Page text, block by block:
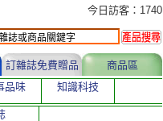
今日訪客：1740
訂雜誌免費贈品
商品區
品味 知識科技